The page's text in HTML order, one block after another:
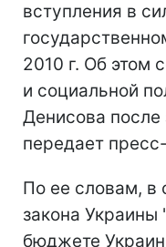
вступления в
2010 г. Об этом
и социальной
Денисова
передает
По ее словам, в
закона
бюджете